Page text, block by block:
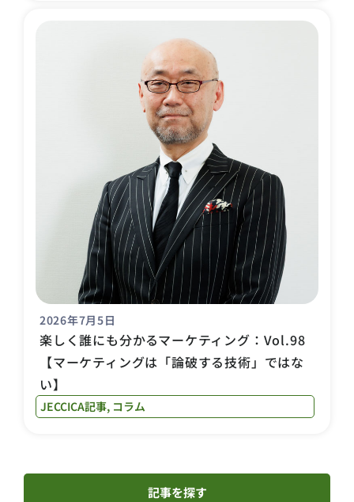
2026年7月5日
楽しく誰にも分かるマーケティング：Vol.98
【マーケティングは「論破する技術」ではな
い】
JECCICA記事, コラム
記事を探す